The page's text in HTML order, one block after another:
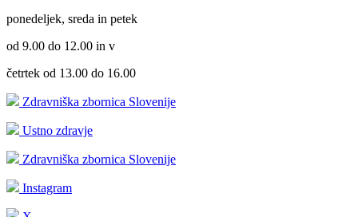
ponedeljek, sreda in petek
od 9.00 do 12.00 in v
četrtek od 13.00 do 16.00
Zdravniška zbornica Slovenije
Ustno zdravje
Zdravniška zbornica Slovenije
Instagram